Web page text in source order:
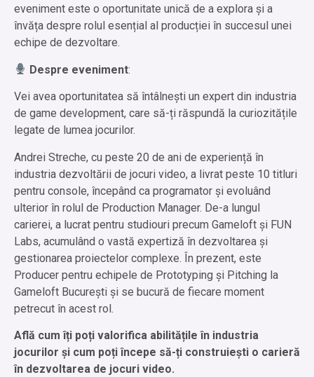
eveniment este o oportunitate unică de a explora și a
învăța despre rolul esențial al producției în succesul unei
echipe de dezvoltare.
Despre eveniment:
Vei avea oportunitatea să întâlnești un expert din industria
de game development, care să-ți răspundă la curiozitățile
legate de lumea jocurilor.
Andrei Streche, cu peste 20 de ani de experiență în
industria dezvoltării de jocuri video, a livrat peste 10 titluri
pentru console, începând ca programator și evoluând
ulterior în rolul de Production Manager. De-a lungul
carierei, a lucrat pentru studiouri precum Gameloft și FUN
Labs, acumulând o vastă expertiză în dezvoltarea și
gestionarea proiectelor complexe. În prezent, este
Producer pentru echipele de Prototyping și Pitching la
Gameloft București și se bucură de fiecare moment
petrecut în acest rol.
Află cum îți poți valorifica abilitățile în industria
jocurilor și cum poți începe să-ți construiești o carieră
în dezvoltarea de jocuri video.